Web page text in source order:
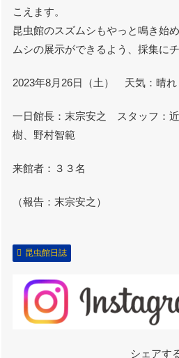
こえます。
昆虫館のスズムシもやっと鳴き始
ムシの展示ができるよう、採集に
2023年8月26日（土） 天気：晴れ
一日館長：末宗安之 スタッフ：
樹、野村智範
来館者：３３名
（報告：末宗安之）
昆虫館日誌
シェアす